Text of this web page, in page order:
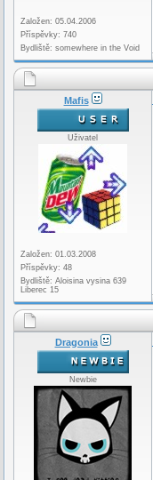
Založen: 05.04.2006
Příspěvky: 740
Bydliště: somewhere in the Void
Mafis
Uživatel
Založen: 01.03.2008
Příspěvky: 48
Bydliště: Aloisina vysina 639
Liberec 15
Dragonia
Newbie